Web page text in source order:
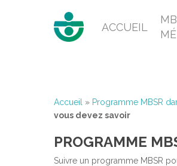
ACCUEIL
Accueil » Programme MBSR
vous devez savoir
PROGRAMME
Suivre un programme MBSR